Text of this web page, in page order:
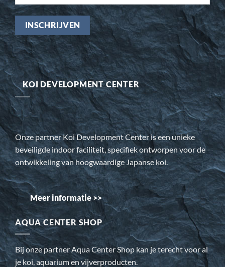
KOI DEVELOPMENT CENTER
Onze partner Koi Development Center is een unieke
beveiligde indoor faciliteit, specifiek ontworpen voor de
ontwikkeling van hoogwaardige Japanse koi.
Meer informatie >>
AQUA CENTER SHOP
Bij onze partner Aqua Center Shop kan je terecht voor al
je koi, aquarium en vijverproducten.